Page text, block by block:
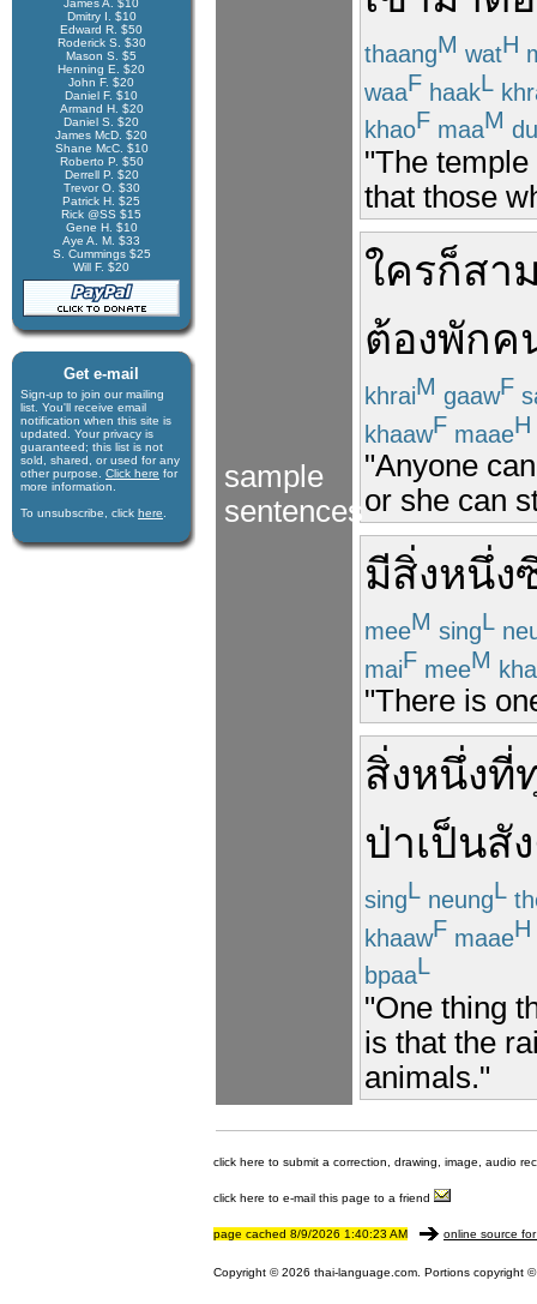
James A. $10
Dmitry I. $10
Edward R. $50
Roderick S. $30
Mason S. $5
Henning E. $20
John F. $20
Daniel F. $10
Armand H. $20
Daniel S. $20
James McD. $20
Shane McC. $10
Roberto P. $50
Derrell P. $20
Trevor O. $30
Patrick H. $25
Rick @SS $15
Gene H. $10
Aye A. M. $33
S. Cummings $25
Will F. $20
Get e-mail
Sign-up to join our mail­ing
list. You'll receive e­mail
notification when this site is
updated. Your privacy is
guaran­teed; this list is not
sold, shared, or used for any
other purpose. Click here for
more infor­mation.
To unsubscribe, click here
sample
sentences
thaangM watH
waaF haakL
khaoF maaM
"The
that those
ใครก็สา
ต้องพักค
khraiM gaawF
khaawF maaeH
"Anyone
or she can
มีสิ่งหนึ่ง
meeM singL
maiF meeM
"There is
สิ่งหนึ่งที่
ป่าเป็นสั
singL neungL
khaawF maaeH
bpaaL
"One thing
is that the
animals."
click here to submit a correction, drawing, image, audio
click here to e-mail this page to a friend
page cached 8/9/2026 1:40:23 AM online source
Copyright © 2026 thai-language.com. Portions copyright